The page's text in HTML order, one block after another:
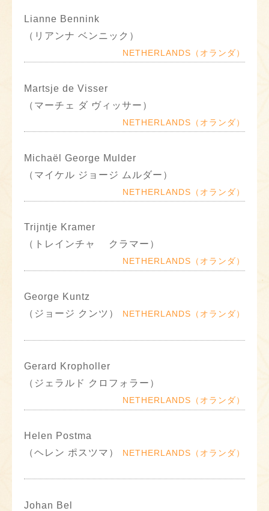
Lianne Bennink
（リアンナ ベンニック）
NETHERLANDS（オランダ）
Martsje de Visser
（マーチェ ダ ヴィッサー）
NETHERLANDS（オランダ）
Michaël George Mulder
（マイケル ジョージ ムルダー）
NETHERLANDS（オランダ）
Trijntje Kramer
（トレインチャ クラマー）
NETHERLANDS（オランダ）
George Kuntz
（ジョージ クンツ）
NETHERLANDS（オランダ）
Gerard Kropholler
（ジェラルド クロフォラー）
NETHERLANDS（オランダ）
Helen Postma
（ヘレン ポスツマ）
NETHERLANDS（オランダ）
Johan Bel